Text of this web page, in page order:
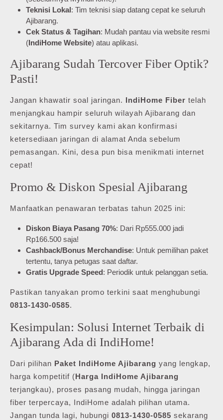
Teknisi Lokal: Tim teknisi siap datang cepat ke seluruh
Ajibarang.
Cek Status & Tagihan: Mudah pantau via website resmi
(IndiHome Website) atau aplikasi.
Ajibarang Sudah Tercover Fiber Optik?
Pasti!
Jangan khawatir soal jaringan. IndiHome Fiber telah
menjangkau hampir seluruh wilayah Ajibarang dan
sekitarnya. Tim survey kami akan konfirmasi
ketersediaan jaringan di alamat Anda sebelum
pemasangan. Kini, desa pun bisa menikmati internet
cepat!
Promo & Diskon Spesial Ajibarang
Manfaatkan penawaran terbatas tahun 2025 ini:
Diskon Biaya Pasang 70%: Dari Rp555.000 jadi
Rp166.500 saja!
Cashback/Bonus Merchandise: Untuk pemilihan paket
tertentu, tanya petugas saat daftar.
Gratis Upgrade Speed: Periodik untuk pelanggan setia.
Pastikan tanyakan promo terkini saat menghubungi
0813-1430-0585.
Kesimpulan: Solusi Internet Terbaik di
Ajibarang Ada di IndiHome!
Dari pilihan Paket IndiHome Ajibarang yang lengkap,
harga kompetitif (Harga IndiHome Ajibarang
terjangkau), proses pasang mudah, hingga jaringan
fiber terpercaya, IndiHome adalah pilihan utama.
Jangan tunda lagi, hubungi 0813-1430-0585 sekarang